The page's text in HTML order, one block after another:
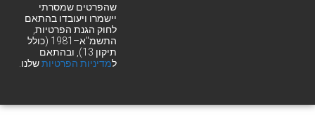
שהפרטים שמסרתי
יישמרו ויעובדו בהתאם
לחוק הגנת הפרטיות,
התשמ"א–1981 (כולל
תיקון 13), ובהתאם
למדיניות הפרטיותשלנו.